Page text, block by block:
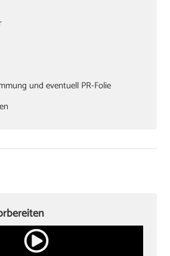
und eventuell PR-Folie
Kappsäge